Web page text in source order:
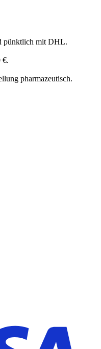
pünktlich mit DHL.
€.
pharmazeutisch.